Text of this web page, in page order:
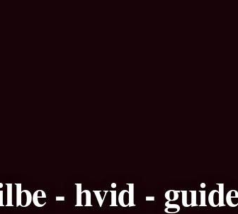
- hvid -